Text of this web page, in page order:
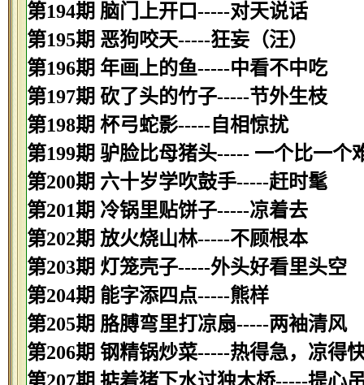
第194期 脑门上开口-----对天说话
第195期 恶狗咬天-----狂妄（汪）
第196期 年画上的鱼-----中看不中吃
第197期 砍了头的竹子-----节外生枝
第198期 杯弓蛇影-----自相惊扰
第199期 驴脸比母猪头----- 一个比一个
第200期 六十岁学吹鼓手-----赶时髦
第201期 冷锅里贴饼子-----凉着去
第202期 放火烧山林-----不顾根本
第203期 灯笼壳子-----外头好看里头空
第204期 能字添四点-----熊样
第205期 胳膊弯里打凉扇-----两袖清风
第206期 钢精锅炒菜-----热得急，凉得